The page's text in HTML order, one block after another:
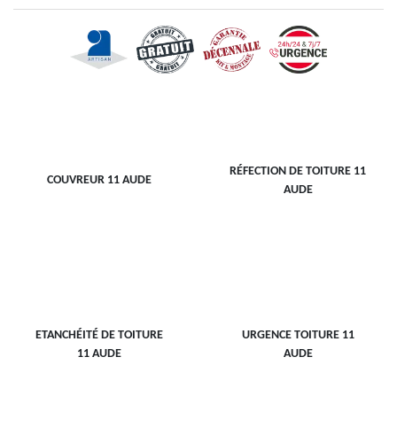
COUVREUR 11 AUDE
RÉFECTION DE TOITURE 11
AUDE
ETANCHÉITÉ DE TOITURE
11 AUDE
URGENCE TOITURE 11
AUDE